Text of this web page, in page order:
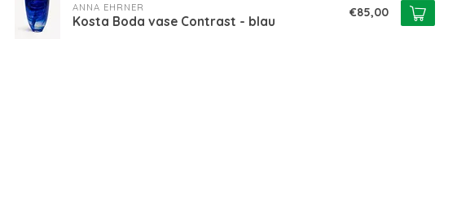
ANNA EHRNER
Kosta Boda vase Contrast - blau
€85,00